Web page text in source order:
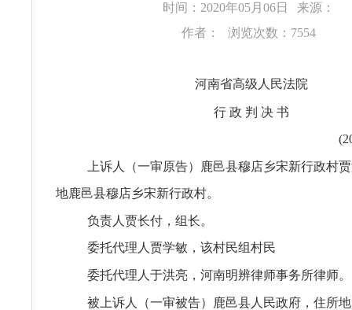
时间：2020年05月06日
来源：
作者：
浏览次数：7554
河南省高级人民法院
行 政 判 决 书
上诉人（一审原告）鹿邑县穆店乡宋新行政村
地鹿邑县穆店乡宋新行政村。
负责人贾长付，组长。
委托代理人贾学敏，该村民组村民
委托代理人于洪亮，河南明辨律师事务所律师。
被上诉人（一审被告）鹿邑县人民政府，住所